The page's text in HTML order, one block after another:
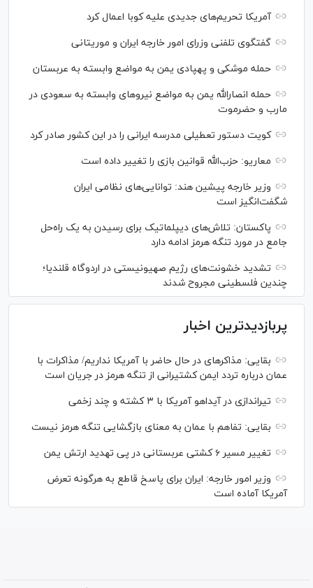
آمریکا تحریم‌های جدیدی علیه کوبا اعمال کرد
گفتگوی تلفنی وزرای امور خارجه ایران و موریتانی
حمله موشکی و پهپادی یمن به مواضع وابسته به عربستان
حمله انصارالله یمن به مواضع نیرو‌های وابسته به سعودی در
مارب و حضرموت
کویت دستور تعطیلی مدرسه ایرانی را در این کشور صادر کرد
معاریو: حزب‌الله قوانین بازی را تغییر داده است
وزیر خارجه پیشین هند: توانایی‌های نظامی ایران
شگفت‌انگیز است
پاکستان: تلاش‌های دیپلماتیک برای رسیدن به یک راه‌حل
جامع در مورد تنگه هرمز ادامه دارد
تشدید خشونت‌های رژیم صهیونیستی در اردوگاه قلندیا؛
چندین فلسطینی مجروح شدند
پربازدیدترین اخبار
بقایی: مذاکره‎ای در حال حاضر با آمریکا نداریم/ مذاکرات با
عمان درباره تردد ایمن کشتیرانی از تنگه هرمز در جریان است
تیراندازی در آیداهو آمریکا با ۳ کشته و چند زخمی
بقایی: تفاهم با عمان به معنای بازگشایی تنگه هرمز نیست
تغییر مسیر ۶ کشتی عربستانی در پی تهدید ارتش یمن
وزیر امور خارجه: ایران برای پاسخ قاطع به هرگونه تعرض
آمریکا آماده است